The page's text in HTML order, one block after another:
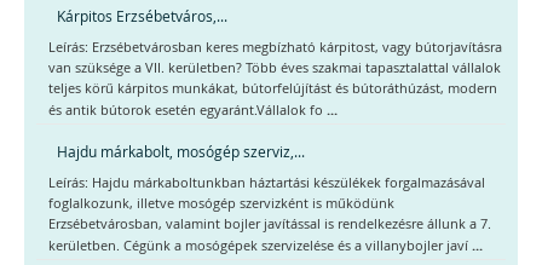
Kárpitos Erzsébetváros,...
Leírás: Erzsébetvárosban keres megbízható kárpitost, vagy bútorjavításra
van szüksége a VII. kerületben? Több éves szakmai tapasztalattal vállalok
teljes körű kárpitos munkákat, bútorfelújítást és bútoráthúzást, modern
és antik bútorok esetén egyaránt.Vállalok fo ...
Hajdu márkabolt, mosógép szerviz,...
Leírás: Hajdu márkaboltunkban háztartási készülékek forgalmazásával
foglalkozunk, illetve mosógép szervizként is működünk
Erzsébetvárosban, valamint bojler javítással is rendelkezésre állunk a 7.
kerületben. Cégünk a mosógépek szervizelése és a villanybojler javí ...